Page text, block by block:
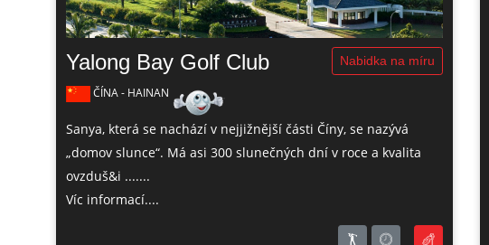
Yalong Bay Golf Club Nabidka na míru
ČÍNA - HAINAN
Sanya, která se nachází v nejjižnější části Číny, se nazývá
„domov slunce“. Má asi 300 slunečných dní v roce a kvalita
ovzduš&i .......
Víc informací....